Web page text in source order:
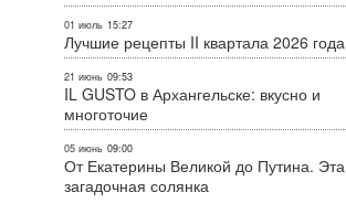
01 июль 15:27
Лучшие рецепты II квартала 2026 года
21 июнь 09:53
IL GUSTO в Архангельске: вкусно и
многоточие
05 июнь 09:00
От Екатерины Великой до Путина. Эта
загадочная солянка